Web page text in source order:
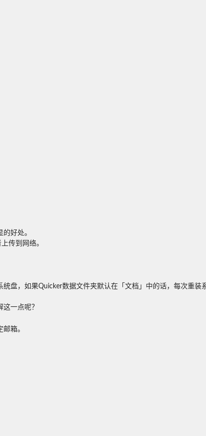
好处。
传到网络。
盘，如果Quicker数据文件夹默认在「文档」中的话，每次重
一点呢？
箱。